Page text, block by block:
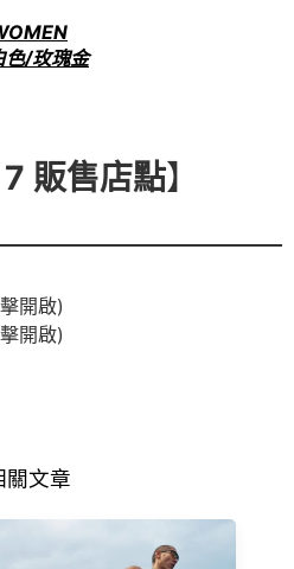
色/玫瑰金
販售店點】
開啟)
開啟)
關文章